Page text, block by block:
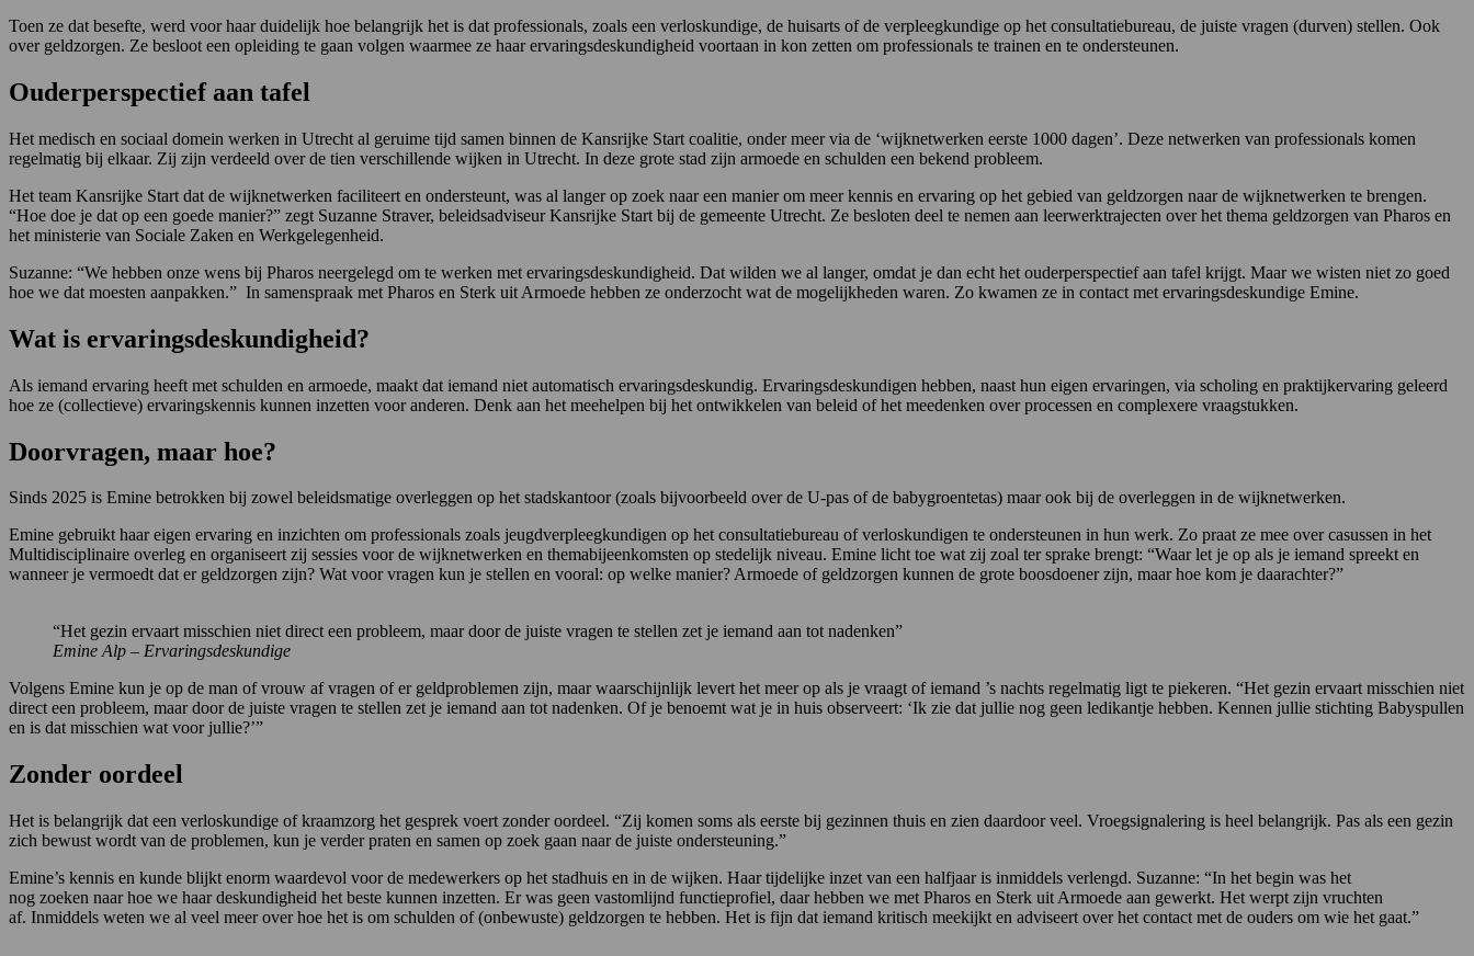
Toen ze dat besefte, werd voor haar duidelijk hoe belangrijk het is dat professionals, zoals een verloskundige, de huisarts of de verpleegkundige op het consultatiebureau, de juiste vragen (durven) stellen. Ook
over geldzorgen. Ze besloot een opleiding te gaan volgen waarmee ze haar ervaringsdeskundigheid voortaan in kon zetten om professionals te trainen en te ondersteunen.
Ouderperspectief aan tafel
Het medisch en sociaal domein werken in Utrecht al geruime tijd samen binnen de Kansrijke Start coalitie, onder meer via de ‘wijknetwerken eerste 1000 dagen’. Deze netwerken van professionals komen
regelmatig bij elkaar. Zij zijn verdeeld over de tien verschillende wijken in Utrecht. In deze grote stad zijn armoede en schulden een bekend probleem.
Het team Kansrijke Start dat de wijknetwerken faciliteert en ondersteunt, was al langer op zoek naar een manier om meer kennis en ervaring op het gebied van geldzorgen naar de wijknetwerken te brengen.
“Hoe doe je dat op een goede manier?” zegt Suzanne Straver, beleidsadviseur Kansrijke Start bij de gemeente Utrecht. Ze besloten deel te nemen aan leerwerktrajecten over het thema geldzorgen van Pharos en
het ministerie van Sociale Zaken en Werkgelegenheid.
Suzanne: “We hebben onze wens bij Pharos neergelegd om te werken met ervaringsdeskundigheid. Dat wilden we al langer, omdat je dan echt het ouderperspectief aan tafel krijgt. Maar we wisten niet zo goed
hoe we dat moesten aanpakken.” In samenspraak met Pharos en Sterk uit Armoede hebben ze onderzocht wat de mogelijkheden waren. Zo kwamen ze in contact met ervaringsdeskundige Emine.
Wat is ervaringsdeskundigheid?
Als iemand ervaring heeft met schulden en armoede, maakt dat iemand niet automatisch ervaringsdeskundig. Ervaringsdeskundigen hebben, naast hun eigen ervaringen, via scholing en praktijkervaring geleerd
hoe ze (collectieve) ervaringskennis kunnen inzetten voor anderen. Denk aan het meehelpen bij het ontwikkelen van beleid of het meedenken over processen en complexere vraagstukken.
Doorvragen, maar hoe?
Sinds 2025 is Emine betrokken bij zowel beleidsmatige overleggen op het stadskantoor (zoals bijvoorbeeld over de U-pas of de babygroentetas) maar ook bij de overleggen in de wijknetwerken.
Emine gebruikt haar eigen ervaring en inzichten om professionals zoals jeugdverpleegkundigen op het consultatiebureau of verloskundigen te ondersteunen in hun werk. Zo praat ze mee over casussen in het
Multidisciplinaire overleg en organiseert zij sessies voor de wijknetwerken en themabijeenkomsten op stedelijk niveau. Emine licht toe wat zij zoal ter sprake brengt: “Waar let je op als je iemand spreekt en
wanneer je vermoedt dat er geldzorgen zijn? Wat voor vragen kun je stellen en vooral: op welke manier? Armoede of geldzorgen kunnen de grote boosdoener zijn, maar hoe kom je daarachter?”
“Het gezin ervaart misschien niet direct een probleem, maar door de juiste vragen te stellen zet je iemand aan tot nadenken”
Emine Alp – Ervaringsdeskundige
Volgens Emine kun je op de man of vrouw af vragen of er geldproblemen zijn, maar waarschijnlijk levert het meer op als je vraagt of iemand ’s nachts regelmatig ligt te piekeren. “Het gezin ervaart misschien niet
direct een probleem, maar door de juiste vragen te stellen zet je iemand aan tot nadenken. Of je benoemt wat je in huis observeert: ‘Ik zie dat jullie nog geen ledikantje hebben. Kennen jullie stichting Babyspullen
en is dat misschien wat voor jullie?’”
Zonder oordeel
Het is belangrijk dat een verloskundige of kraamzorg het gesprek voert zonder oordeel. “Zij komen soms als eerste bij gezinnen thuis en zien daardoor veel. Vroegsignalering is heel belangrijk. Pas als een gezin
zich bewust wordt van de problemen, kun je verder praten en samen op zoek gaan naar de juiste ondersteuning.”
Emine’s kennis en kunde blijkt enorm waardevol voor de medewerkers op het stadhuis en in de wijken. Haar tijdelijke inzet van een halfjaar is inmiddels verlengd. Suzanne: “In het begin was het
nog zoeken naar hoe we haar deskundigheid het beste kunnen inzetten. Er was geen vastomlijnd functieprofiel, daar hebben we met Pharos en Sterk uit Armoede aan gewerkt. Het werpt zijn vruchten
af. Inmiddels weten we al veel meer over hoe het is om schulden of (onbewuste) geldzorgen te hebben. Het is fijn dat iemand kritisch meekijkt en adviseert over het contact met de ouders om wie het gaat.”